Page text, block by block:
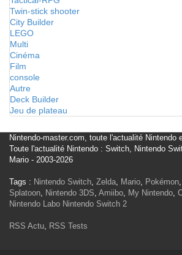
Twin-stick shooter
City Builder
LEGO
Multi
Cinéma
Film
console
Autre
Deck Builder
Jeu de plateau
Nintendo-master.com, toute l'actualité Nintendo
Toute l'actualité Nintendo : Switch, Nintendo
Mario - 2003-2026
Tags : Nintendo Switch, Zelda, Mario, Pokémon,
Splatoon, Nintendo 3DS, Amiibo, My Nintendo,
Nintendo Labo Nintendo Switch 2
RSS Actu, RSS Tests